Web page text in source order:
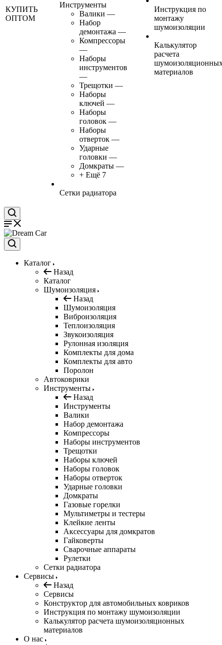
КУПИТЬ
ОПТОМ
Инструменты
Валики —
Набор
демонтажа —
Компрессоры
—
Наборы
инструментов
—
Трещотки —
Наборы
ключей —
Наборы
головок —
Наборы
отверток —
Ударные
головки —
Домкраты —
+ Ещё 7
Сетки радиатора
Инструкция по
монтажу
шумоизоляции
Калькулятор
расчета
материалов
Каталог
Назад
Каталог
Шумоизоляция
Назад
Шумоизоляция
Виброизоляция
Теплоизоляция
Звукоизоляция
Рулонная изоляция
Комплекты для дома
Комплекты для авто
Поролон
Автоковрики
Инструменты
Назад
Инструменты
Валики
Набор демонтажа
Компрессоры
Наборы инструментов
Трещотки
Наборы ключей
Наборы головок
Наборы отверток
Ударные головки
Домкраты
Газовые горелки
Мультиметры и тестеры
Клейкие ленты
Аксессуары для домкратов
Гайковерты
Сварочные аппараты
Рулетки
Сетки радиатора
Сервисы
Назад
Сервисы
Конструктор для автомобильных ковриков
Инструкция по монтажу шумоизоляции
Калькулятор расчета шумоизоляционных
материалов
О нас